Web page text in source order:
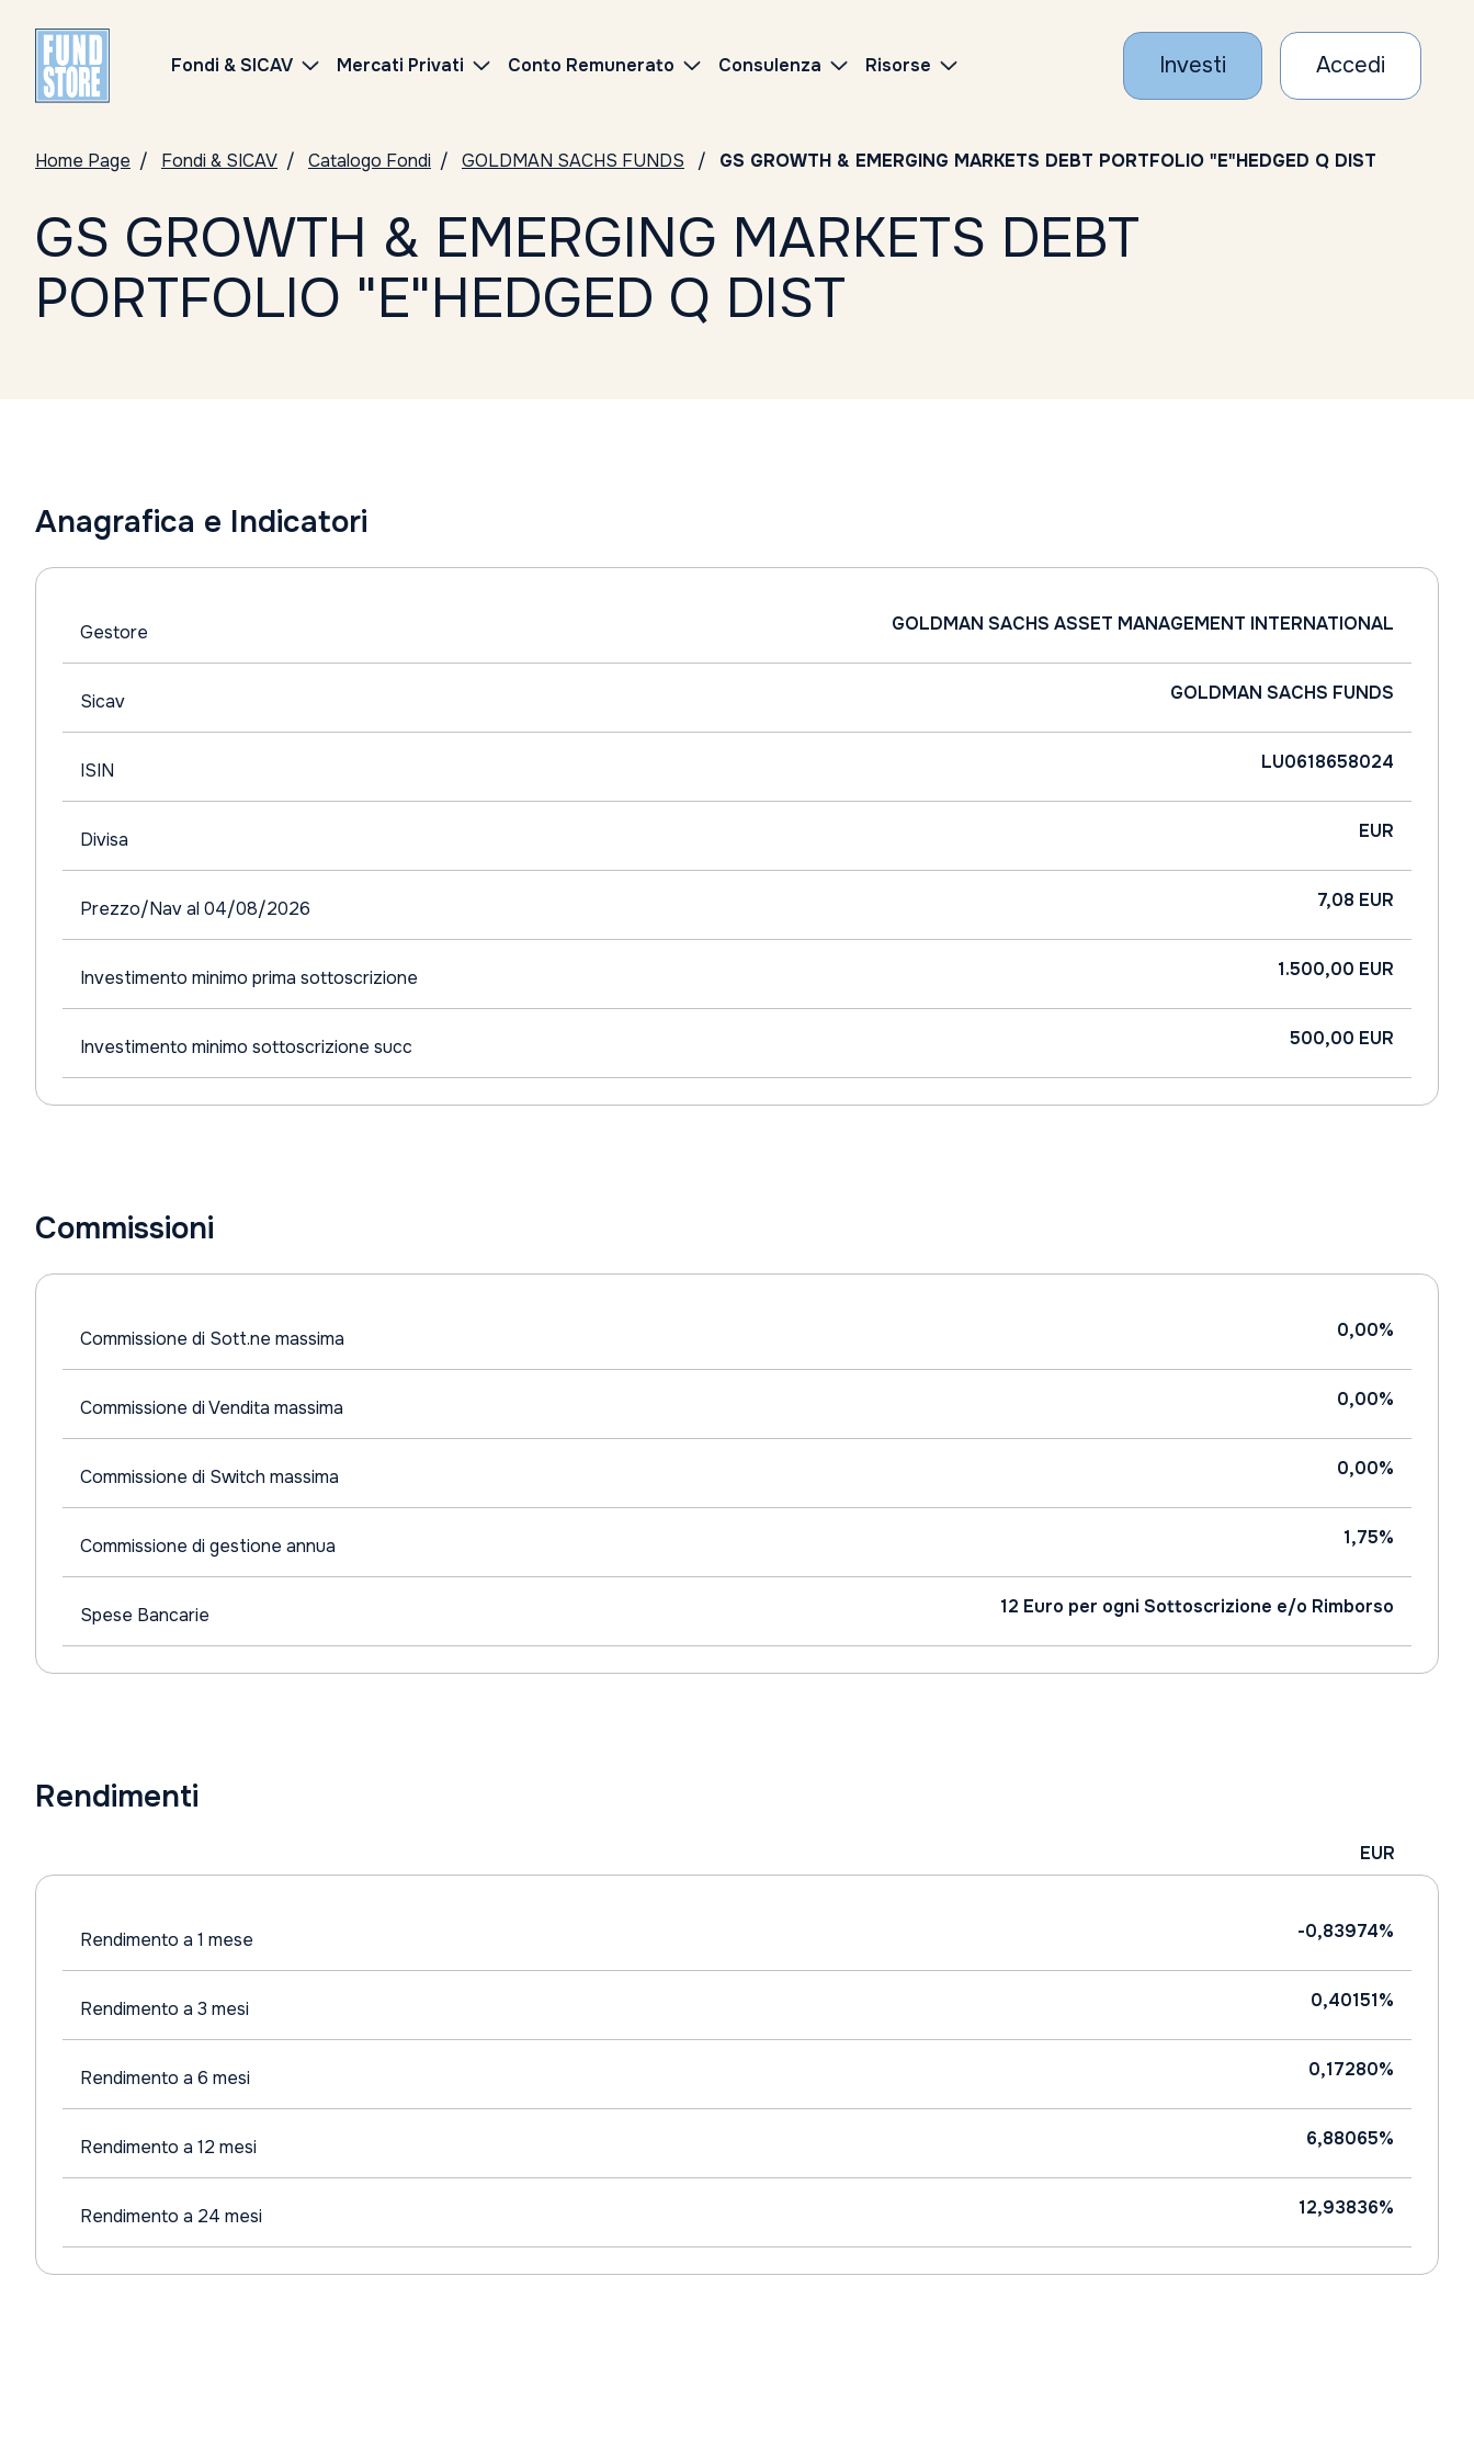
Fondi & SICAV Mercati Privati Conto Remunerato Consulenza Risorse Investi Accedi
Home Page Fondi & SICAV Catalogo Fondi GOLDMAN SACHS FUNDS GS GROWTH & EMERGING MARKETS DEBT PORTFOLIO "E"HEDGED Q DIST
GS GROWTH & EMERGING MARKETS DEBT
PORTFOLIO "E"HEDGED Q DIST
Anagrafica e Indicatori
Gestore GOLDMAN SACHS ASSET MANAGEMENT INTERNATIONAL
Sicav GOLDMAN SACHS FUNDS
ISIN LU0618658024
Divisa EUR
Prezzo/Nav al 04/08/2026 7,08 EUR
Investimento minimo prima sottoscrizione 1.500,00 EUR
Investimento minimo sottoscrizione succ 500,00 EUR
Commissioni
Commissione di Sott.ne massima 0,00%
Commissione di Vendita massima 0,00%
Commissione di Switch massima 0,00%
Commissione di gestione annua 1,75%
Spese Bancarie 12 Euro per ogni Sottoscrizione e/o Rimborso
Rendimenti
EUR
Rendimento a 1 mese -0,83974%
Rendimento a 3 mesi 0,40151%
Rendimento a 6 mesi 0,17280%
Rendimento a 12 mesi 6,88065%
Rendimento a 24 mesi 12,93836%